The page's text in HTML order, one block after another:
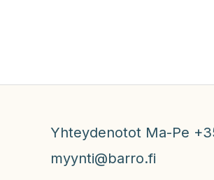
Yhteydenotot Ma-Pe
myynti@barro.fi